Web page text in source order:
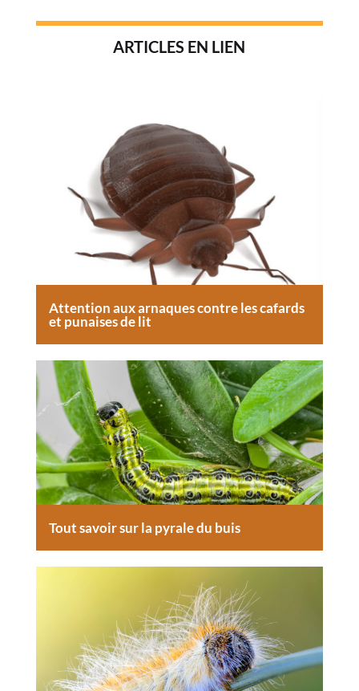
ARTICLES EN LIEN
Attention aux arnaques contre les cafards
et punaises de lit
Tout savoir sur la pyrale du buis